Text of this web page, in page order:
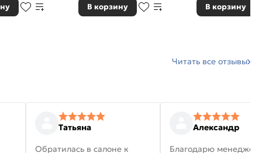
В корзину В корзину
Читать все отзывы
Татьяна
Обратилась в салоне к
Александр
Благодарю